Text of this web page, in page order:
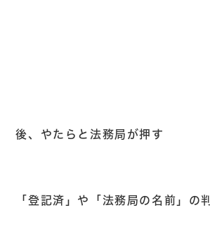
後、やたらと法務局が押す
「登記済」や「法務局の名前」の